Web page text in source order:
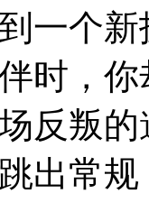
一个
时，
反叛
出常